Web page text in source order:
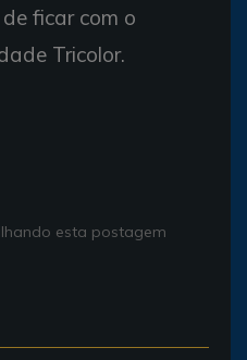
ficar com o
Tricolor.
esta postagem